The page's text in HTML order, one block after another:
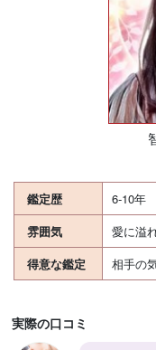
鑑定歴
6‐10年
雰囲気
愛に溢
得意な鑑定
相手の
実際の口コミ